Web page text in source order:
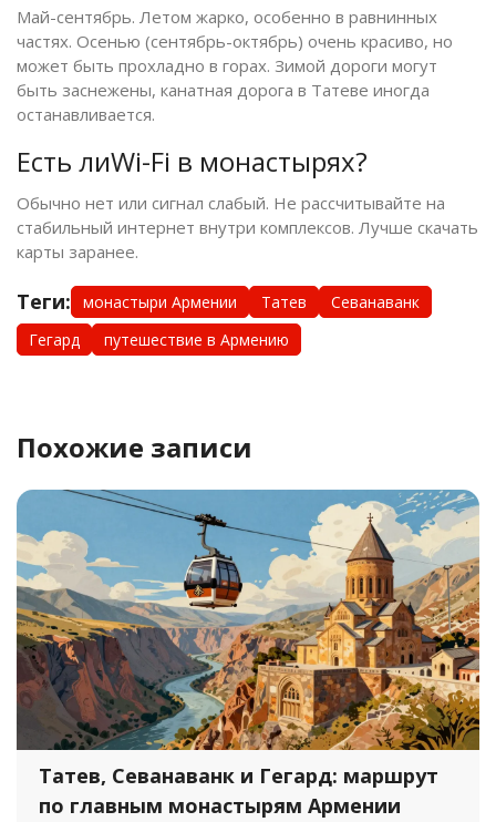
Май-сентябрь. Летом жарко, особенно в равнинных
частях. Осенью (сентябрь-октябрь) очень красиво, но
может быть прохладно в горах. Зимой дороги могут
быть заснежены, канатная дорога в Татеве иногда
останавливается.
Есть лиWi-Fi в монастырях?
Обычно нет или сигнал слабый. Не рассчитывайте на
стабильный интернет внутри комплексов. Лучше скачать
карты заранее.
Теги: монастыри Армении Татев
Севанаванк
Гегард
путешествие в Армению
Похожие записи
Татев, Севанаванк и Гегард: маршрут
по главным монастырям Армении